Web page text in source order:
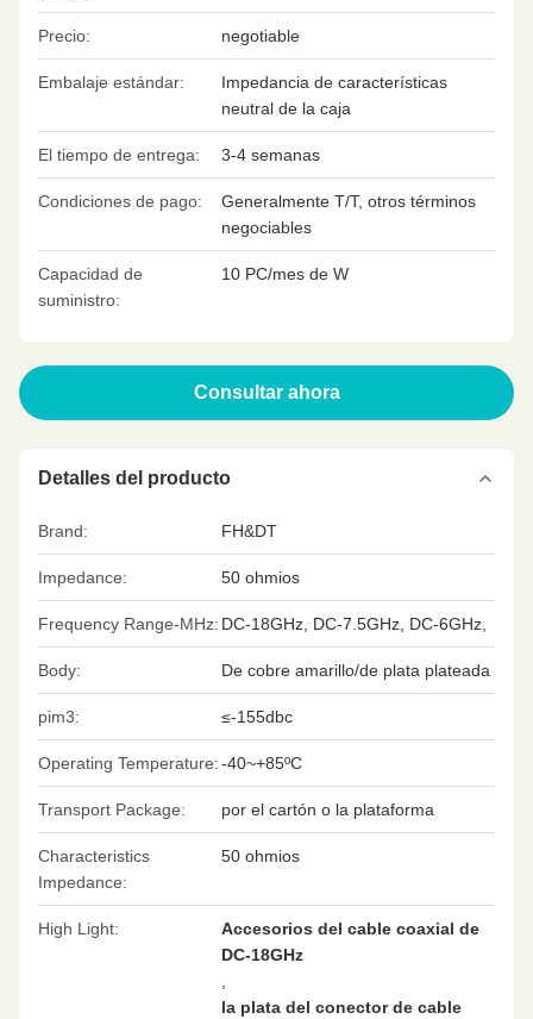
Precio: negotiable
Embalaje estándar:
Impedancia de características
neutral de la caja
El tiempo de entrega: 3-4 semanas
Condiciones de pago:
Generalmente T/T, otros términos
negociables
Capacidad de
suministro:
10 PC/mes de W
Consultar ahora
Detalles del producto
Brand: FH&DT
Impedance: 50 ohmios
Frequency Range-MHz: DC-18GHz, DC-7.5GHz, DC-6GHz,
Body: De cobre amarillo/de plata plateada
pim3: ≤-155dbc
Operating Temperature:-40~+85ºC
Transport Package: por el cartón o la plataforma
Characteristics
Impedance:
50 ohmios
High Light:
Accesorios del cable coaxial de
DC-18GHz
la plata del conector de cable